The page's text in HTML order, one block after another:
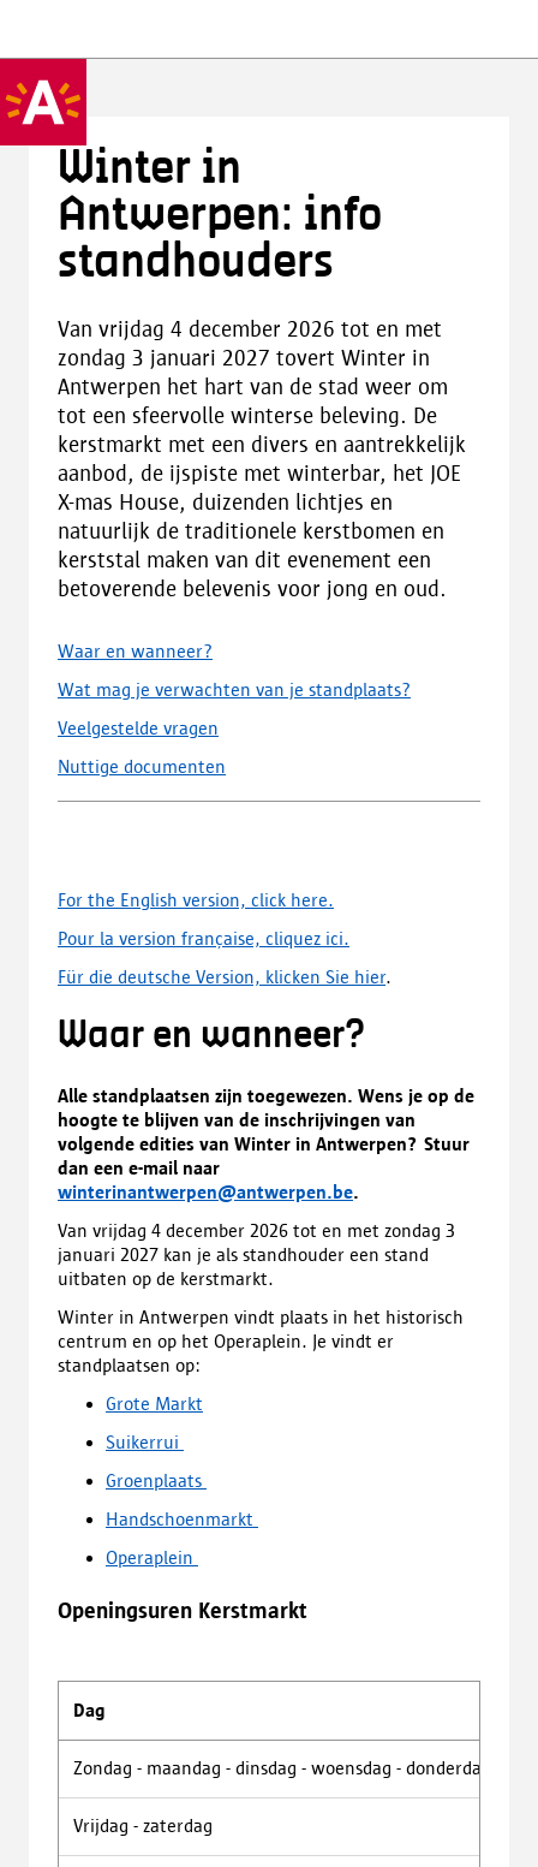
Winter in
Antwerpen: info
standhouders
Van vrijdag 4 december 2026 tot en met
zondag 3 januari 2027 tovert Winter in
Antwerpen het hart van de stad weer om
tot een sfeervolle winterse beleving. De
kerstmarkt met een divers en aantrekkelijk
aanbod, de ijspiste met winterbar, het JOE
X-mas House, duizenden lichtjes en
natuurlijk de traditionele kerstbomen en
kerststal maken van dit evenement een
betoverende belevenis voor jong en oud.
Waar en wanneer?
Wat mag je verwachten van je standplaats?
Veelgestelde vragen
Nuttige documenten
For the English version, click here.
Pour la version française, cliquez ici.
Für die deutsche Version, klicken Sie hier.
Waar en wanneer?
Alle standplaatsen zijn toegewezen. Wens je op de
hoogte te blijven van de inschrijvingen van
volgende edities van Winter in Antwerpen? Stuur
dan een e-mail naar
winterinantwerpen@antwerpen.be.
Van vrijdag 4 december 2026 tot en met zondag 3
januari 2027 kan je als standhouder een stand
uitbaten op de kerstmarkt.
Winter in Antwerpen vindt plaats in het historisch
centrum en op het Operaplein. Je vindt er
standplaatsen op:
Grote Markt
Suikerrui
Groenplaats
Handschoenmarkt
Operaplein
Openingsuren Kerstmarkt
Dag
Zondag - maandag - dinsdag - woensdag - donderdag
Vrijdag - zaterdag